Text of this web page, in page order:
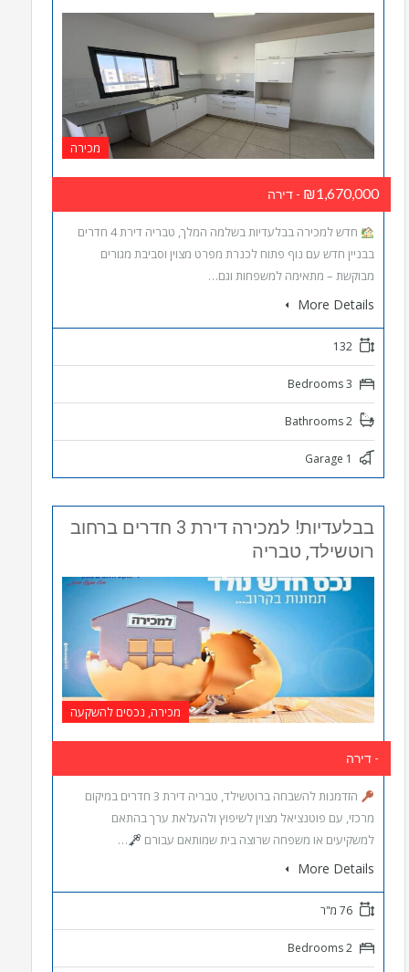
מכירה
₪1,670,000 - דירה
חדש למכירה בבלעדיות בשלמה המלך, טבריה דירת 4 חדרים
בבניין חדש עם נוף פתוח לכנרת מפרט מצוין וסביבת מגורים
מבוקשת – מתאימה למשפחות וגם…
More Details
בבלעדיות! למכירה דירת 3 חדרים ברחוב
רוטשילד, טבריה
מכירה, נכסים להשקעה
- דירה
הזדמנות להשבחה ברוטשילד, טבריה דירת 3 חדרים במיקום
מרכזי, עם פוטנציאל מצוין לשיפוץ ולהעלאת ערך בהתאם
למשקיעים או משפחה שרוצה בית שמותאם עבורם
…
More Details